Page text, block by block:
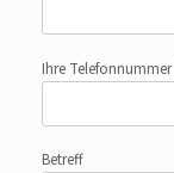
Ihre Telefonnummer
Betreff